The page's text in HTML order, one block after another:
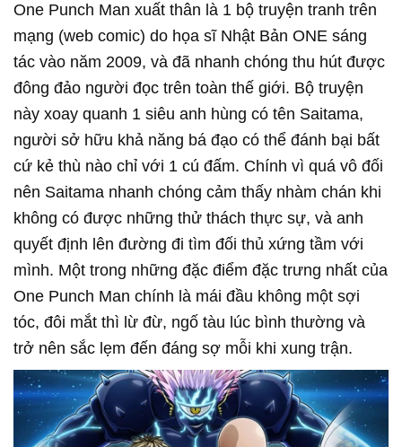
One Punch Man xuất thân là 1 bộ truyện tranh trên
mạng (web comic) do họa sĩ Nhật Bản ONE sáng
tác vào năm 2009, và đã nhanh chóng thu hút được
đông đảo người đọc trên toàn thế giới. Bộ truyện
này xoay quanh 1 siêu anh hùng có tên Saitama,
người sở hữu khả năng bá đạo có thể đánh bại bất
cứ kẻ thù nào chỉ với 1 cú đấm. Chính vì quá vô đối
nên Saitama nhanh chóng cảm thấy nhàm chán khi
không có được những thử thách thực sự, và anh
quyết định lên đường đi tìm đối thủ xứng tầm với
mình. Một trong những đặc điểm đặc trưng nhất của
One Punch Man chính là mái đầu không một sợi
tóc, đôi mắt thì lừ đừ, ngố tàu lúc bình thường và
trở nên sắc lẹm đến đáng sợ mỗi khi xung trận.